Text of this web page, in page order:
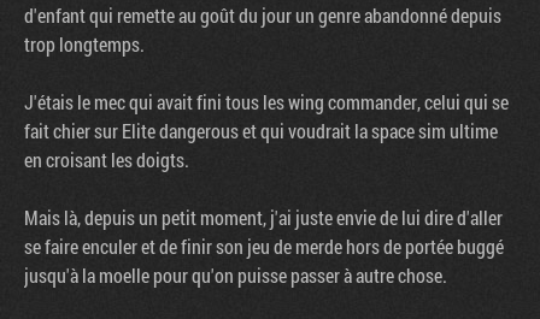
d'enfant qui remette au goût du jour un genre abandonné depuis
trop longtemps.
J'étais le mec qui avait fini tous les wing commander, celui qui se
fait chier sur Elite dangerous et qui voudrait la space sim ultime
en croisant les doigts.
Mais là, depuis un petit moment, j'ai juste envie de lui dire d'aller
se faire enculer et de finir son jeu de merde hors de portée buggé
jusqu'à la moelle pour qu'on puisse passer à autre chose.